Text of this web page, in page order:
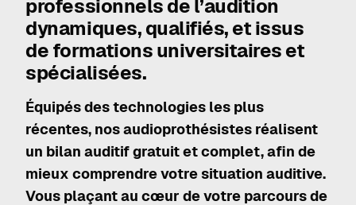
professionnels de l’audition
dynamiques, qualifiés, et issus
de formations universitaires et
spécialisées.
Équipés des technologies les plus
récentes, nos audioprothésistes réalisent
un bilan auditif gratuit et complet, afin de
mieux comprendre votre situation auditive.
Vous plaçant au cœur de votre parcours de